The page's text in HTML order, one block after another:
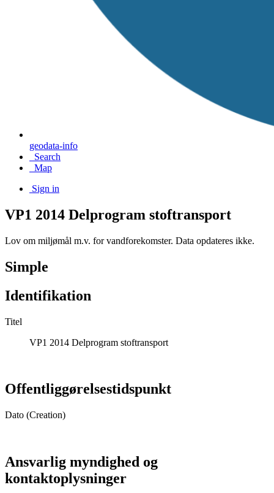
geodata-info
Search
Map
Sign in
VP1 2014 Delprogram stoftransport
Lov om miljømål m.v. for vandforekomster. Data opdateres ikke.
Simple
Identifikation
Titel
VP1 2014 Delprogram stoftransport
Offentliggørelsestidspunkt
Dato (Creation)
Ansvarlig myndighed og
kontaktoplysninger